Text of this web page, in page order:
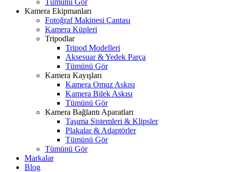
Tümünü Gör
Kamera Ekipmanları
Fotoğraf Makinesi Çantası
Kamera Küpleri
Tripodlar
Tripod Modelleri
Aksesuar & Yedek Parça
Tümünü Gör
Kamera Kayışları
Kamera Omuz Askısı
Kamera Bilek Askısı
Tümünü Gör
Kamera Bağlantı Aparatları
Taşıma Sistemleri & Klipsler
Plakalar & Adaptörler
Tümünü Gör
Tümünü Gör
Markalar
Blog